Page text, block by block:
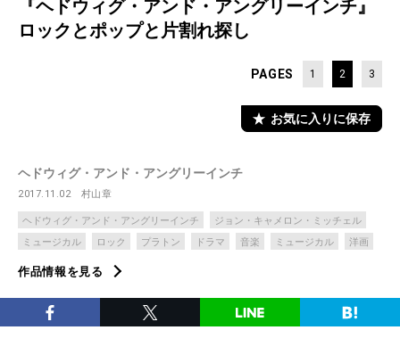
『ヘドウィグ・アンド・アングリーインチ』
ロックとポップと片割れ探し
PAGES 1 2 3
お気に入りに保存
ヘドウィグ・アンド・アングリーインチ
2017.11.02 村山章
ヘドウィグ・アンド・アングリーインチ
ジョン・キャメロン・ミッチェル
ミュージカル
ロック プラトン ドラマ 音楽 ミュージカル 洋画
作品情報を見る